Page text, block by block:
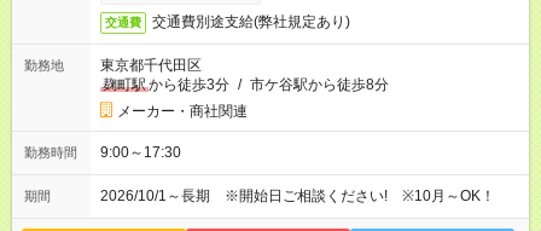
交通費 交通費別途支給(弊社規定あり)
勤務地
東京都千代田区
麹町駅から徒歩3分 / 市ケ谷駅から徒歩8分
メーカー・商社関連
勤務時間 9:00～17:30
期間 2026/10/1～長期 ※開始日ご相談ください! ※10月～OK！